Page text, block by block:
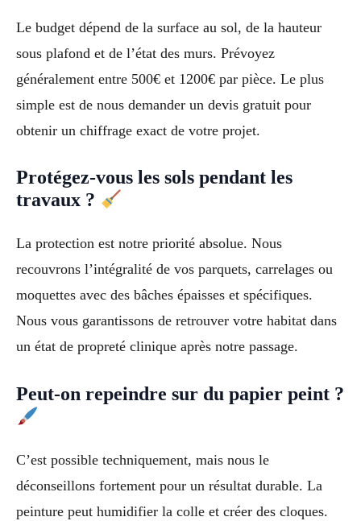
Le budget dépend de la surface au sol, de la hauteur
sous plafond et de l’état des murs. Prévoyez
généralement entre 500€ et 1200€ par pièce. Le plus
simple est de nous demander un devis gratuit pour
obtenir un chiffrage exact de votre projet.
Protégez-vous les sols pendant les
travaux ?
La protection est notre priorité absolue. Nous
recouvrons l’intégralité de vos parquets, carrelages ou
moquettes avec des bâches épaisses et spécifiques.
Nous vous garantissons de retrouver votre habitat dans
un état de propreté clinique après notre passage.
Peut-on repeindre sur du papier peint ?
C’est possible techniquement, mais nous le
déconseillons fortement pour un résultat durable. La
peinture peut humidifier la colle et créer des cloques.